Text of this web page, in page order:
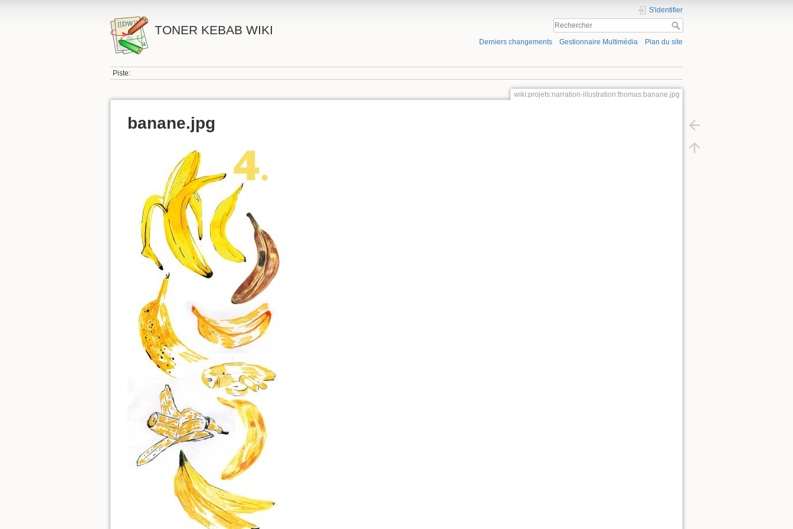
TONER KEBAB WIKI
S'identifier
Derniers changements Gestionnaire Multimédia Plan du site
Piste:
wiki:projets:narration-illustration:thomas:banane.jpg
banane.jpg